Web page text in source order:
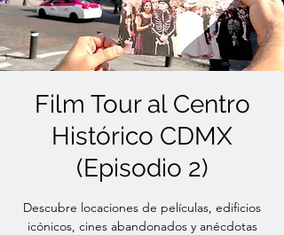
Film Tour al Centro
Histórico CDMX
(Episodio 2)
Descubre locaciones de películas, edificios
icónicos, cines abandonados y anécdotas